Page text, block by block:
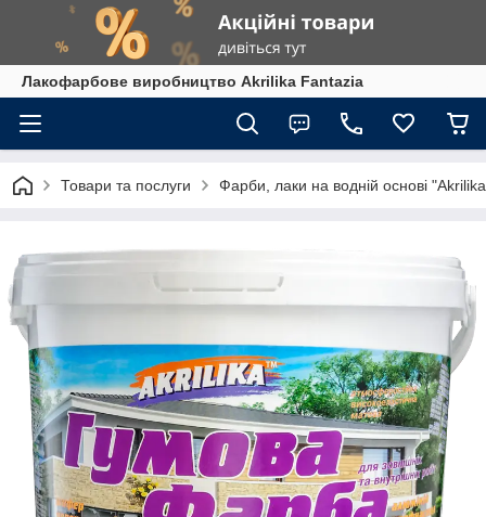
Лакофарбове виробництво Akrilika Fantazia
Товари та послуги Фарби, лаки на водній основі